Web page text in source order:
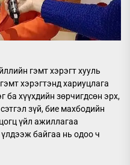
гэмт хэрэгт хууль
хэрэгтэнд хариуцлага
ба хүүхдийн зөрчигдсөн эрх,
зүй, бие махбодийн
үйл ажиллагаа
байгаа нь одоо ч